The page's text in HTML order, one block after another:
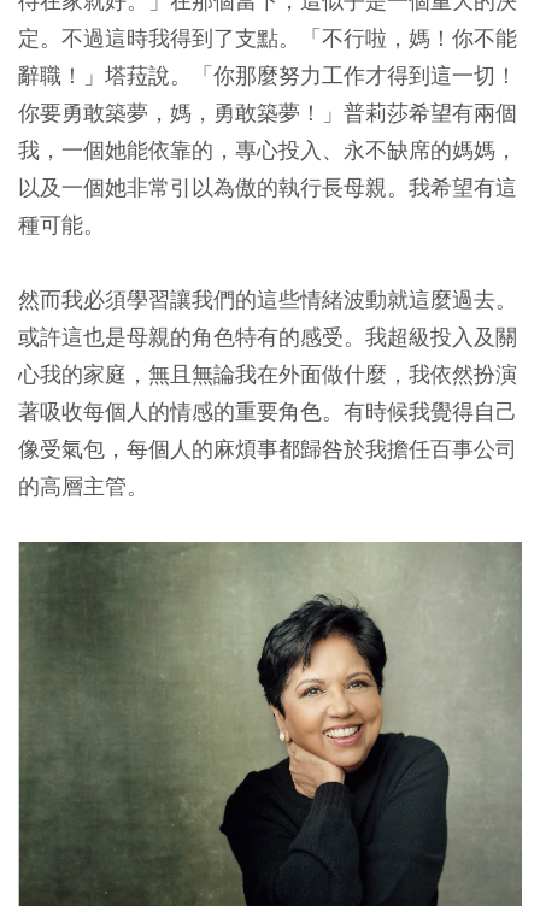
定。不過這時我得到了支點。「不行啦，媽！你不能
辭職！」塔菈說。「你那麼努力工作才得到這一切！
你要勇敢築夢，媽，勇敢築夢！」普莉莎希望有兩個
我，一個她能依靠的，專心投入、永不缺席的媽媽，
以及一個她非常引以為傲的執行長母親。我希望有這
種可能。
然而我必須學習讓我們的這些情緒波動就這麼過去。
或許這也是母親的角色特有的感受。我超級投入及關
心我的家庭，無且無論我在外面做什麼，我依然扮演
著吸收每個人的情感的重要角色。有時候我覺得自己
像受氣包，每個人的麻煩事都歸咎於我擔任百事公司
的高層主管。